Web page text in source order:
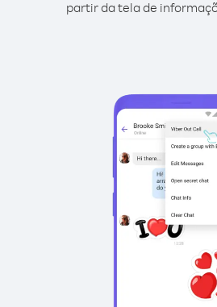
partir da tela de